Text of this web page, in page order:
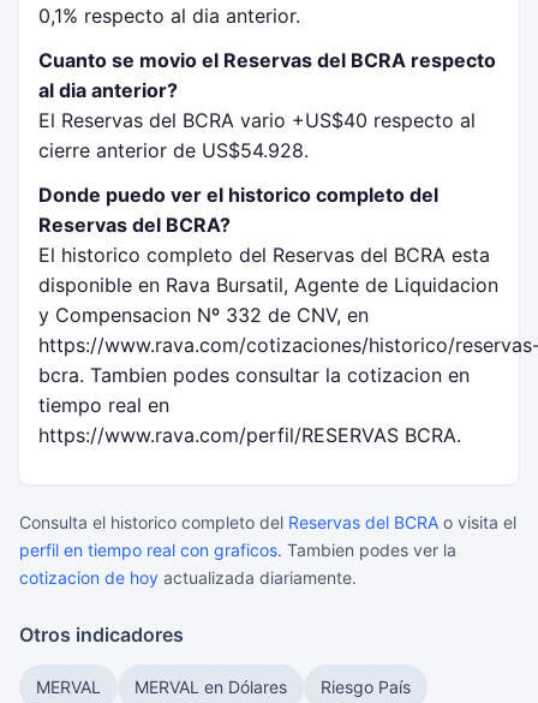
0,1% respecto al dia anterior.
Cuanto se movio el Reservas del BCRA respecto
al dia anterior?
El Reservas del BCRA vario +US$40 respecto al
cierre anterior de US$54.928.
Donde puedo ver el historico completo del
Reservas del BCRA?
El historico completo del Reservas del BCRA esta
disponible en Rava Bursatil, Agente de Liquidacion
y Compensacion Nº 332 de CNV, en
https://www.rava.com/cotizaciones/historico/
bcra. Tambien podes consultar la cotizacion en
tiempo real en
https://www.rava.com/perfil/RESERVAS BCRA.
Consulta el historico completo del Reservas del BCRA o visita el
perfil en tiempo real con graficos. Tambien podes ver la
cotizacion de hoy actualizada diariamente.
Otros indicadores
MERVAL MERVAL en Dólares Riesgo País